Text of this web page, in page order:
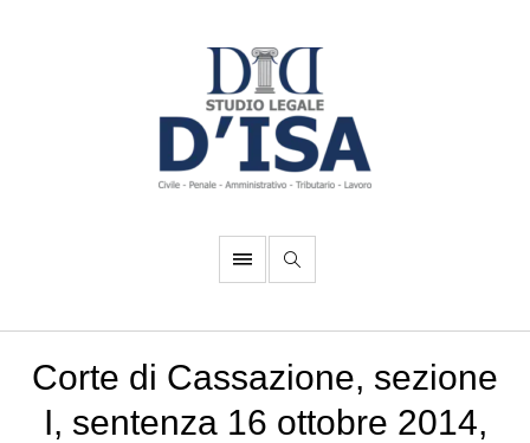
Corte di Cassazione, sezione
I, sentenza 16 ottobre 2014,